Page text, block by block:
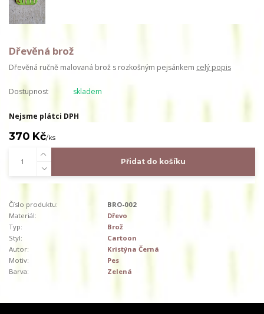
Dřevěná brož
Dřevěná ručně malovaná brož s rozkošným pejsánkem celý popis
Dostupnost skladem
Nejsme plátci DPH
370 Kč/ks
Přidat do košíku
Číslo produktu:
BRO-002
Materiál:
Dřevo
Typ:
Brož
Styl:
Cartoon
Autor:
Kristýna Černá
Motiv:
Pes
Barva:
Zelená